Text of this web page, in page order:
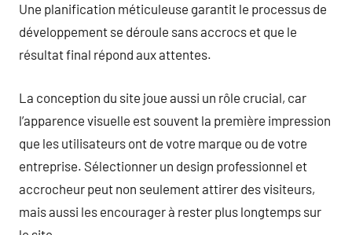
Une planification méticuleuse garantit le processus de
développement se déroule sans accrocs et que le
résultat final répond aux attentes.
La conception du site joue aussi un rôle crucial, car
l’apparence visuelle est souvent la première impression
que les utilisateurs ont de votre marque ou de votre
entreprise. Sélectionner un design professionnel et
accrocheur peut non seulement attirer des visiteurs,
mais aussi les encourager à rester plus longtemps sur